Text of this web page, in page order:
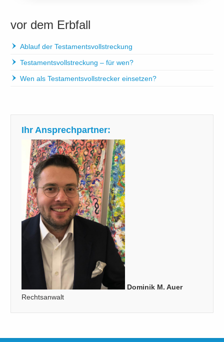
vor dem Erbfall
Ablauf der Testamentsvollstreckung
Testamentsvollstreckung – für wen?
Wen als Testamentsvollstrecker einsetzen?
Ihr Ansprechpartner:
Dominik M. Auer
Rechtsanwalt